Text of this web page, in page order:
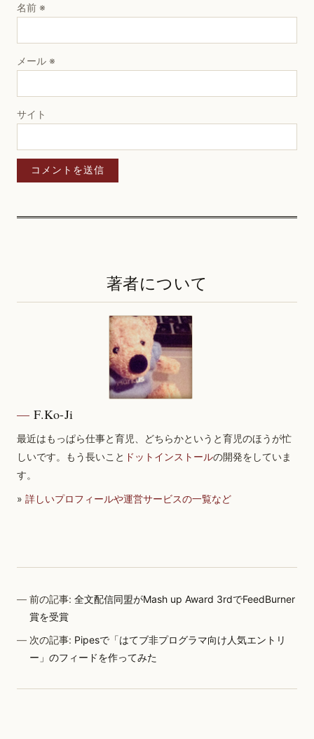
名前 ※
メール ※
サイト
著者について
F.Ko-Ji
最近はもっぱら仕事と育児、どちらかというと育児のほうが忙
しいです。もう長いこと ドットインストールの開発をしていま
す。
» 詳しいプロフィールや運営サービスの一覧など
前の記事:全文配信同盟がMash up Award 3rdでFeedBurner
賞を受賞
次の記事: Pipesで「はてブ非プログラマ向け人気エントリ
ー」のフィードを作ってみた